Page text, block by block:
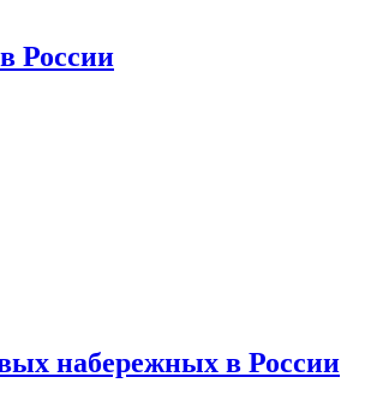
России
набережных в России